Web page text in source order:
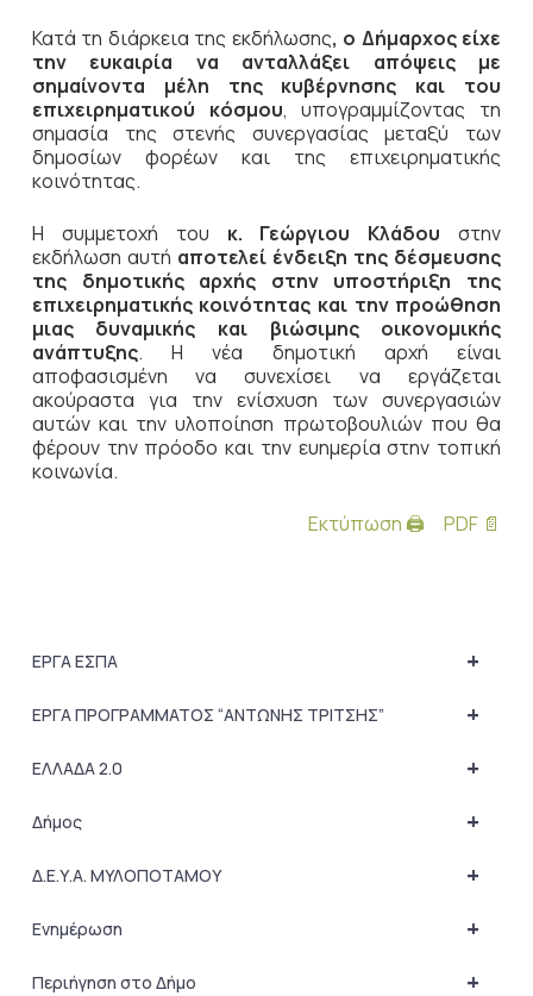
Κατά τη διάρκεια της εκδήλωσης, ο Δήμαρχος είχε
την ευκαιρία να ανταλλάξει απόψεις με
σημαίνοντα μέλη της κυβέρνησης και του
επιχειρηματικού κόσμου, υπογραμμίζοντας τη
σημασία της στενής συνεργασίας μεταξύ των
δημοσίων φορέων και της επιχειρηματικής
κοινότητας.
Η συμμετοχή του κ. Γεώργιου Κλάδου στην
εκδήλωση αυτή αποτελεί ένδειξη της δέσμευσης
της δημοτικής αρχής στην υποστήριξη της
επιχειρηματικής κοινότητας και την προώθηση
μιας δυναμικής και βιώσιμης οικονομικής
ανάπτυξης. Η νέα δημοτική αρχή είναι
αποφασισμένη να συνεχίσει να εργάζεται
ακούραστα για την ενίσχυση των συνεργασιών
αυτών και την υλοποίηση πρωτοβουλιών που θα
φέρουν την πρόοδο και την ευημερία στην τοπική
κοινωνία.
Εκτύπωση 🖨
PDF 📄
+
ΕΡΓΑ ΕΣΠΑ
+
ΕΡΓΑ ΠΡΟΓΡΑΜΜΑΤΟΣ “ΑΝΤΩΝΗΣ ΤΡΙΤΣΗΣ”
+
ΕΛΛΑΔΑ 2.0
+
Δήμος
+
Δ.Ε.Υ.Α. ΜΥΛΟΠΟΤΑΜΟΥ
+
Ενημέρωση
+
Περιήγηση στο Δήμο